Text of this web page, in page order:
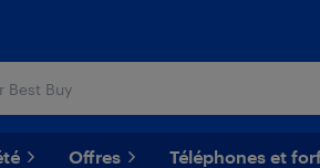
Offres Téléphones et